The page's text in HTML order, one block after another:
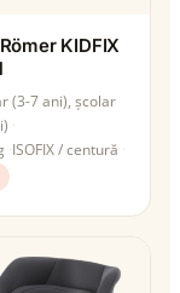
KIDFIX
(3-7 ani), școlar
ISOFIX / centură